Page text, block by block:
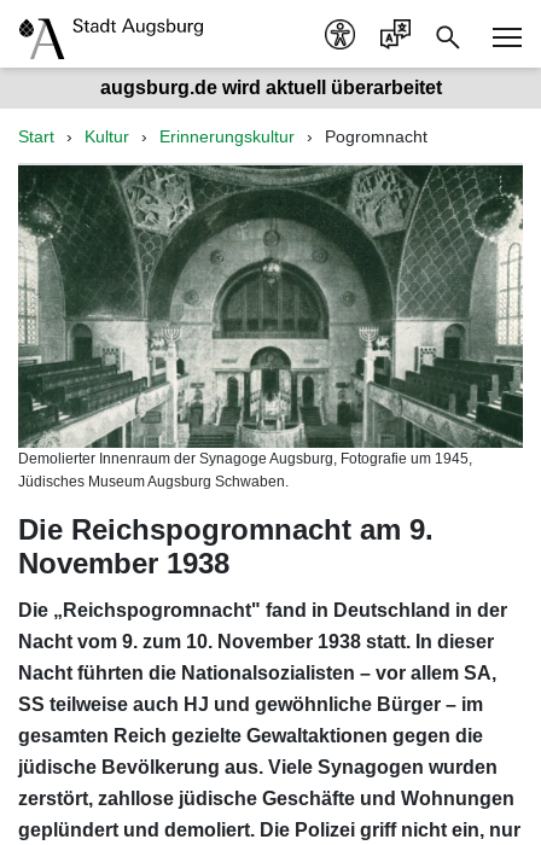
augsburg.de wird aktuell überarbeitet
Start Kultur Erinnerungskultur Pogromnacht
Demolierter Innenraum der Synagoge Augsburg, Fotografie um 1945,
Jüdisches Museum Augsburg Schwaben.
Die Reichspogromnacht am 9.
November 1938
Die „Reichspogromnacht" fand in Deutschland in der
Nacht vom 9. zum 10. November 1938 statt. In dieser
Nacht führten die Nationalsozialisten – vor allem SA,
SS teilweise auch HJ und gewöhnliche Bürger – im
gesamten Reich gezielte Gewaltaktionen gegen die
jüdische Bevölkerung aus. Viele Synagogen wurden
zerstört, zahllose jüdische Geschäfte und Wohnungen
geplündert und demoliert. Die Polizei griff nicht ein, nur